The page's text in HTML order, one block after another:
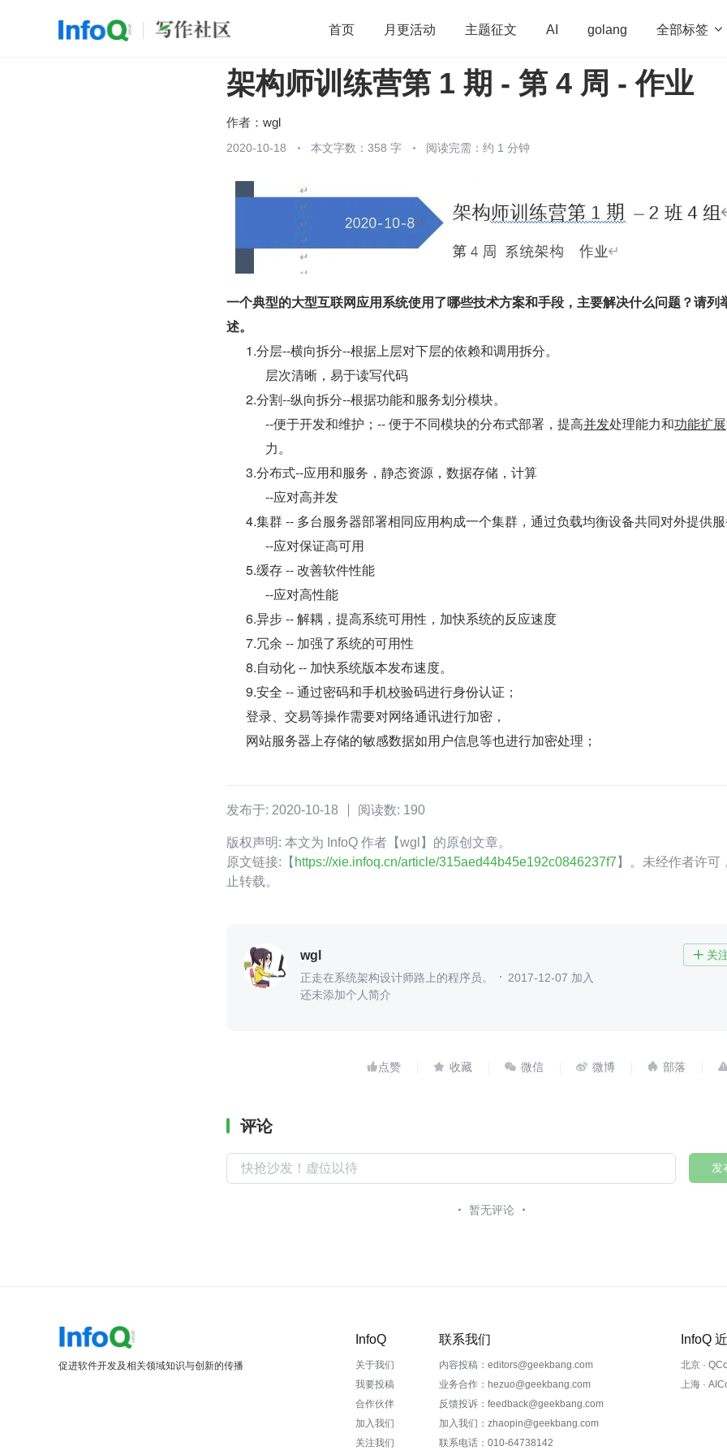
首页 月更活动 主题征文 AI golang 全部标签 
开源 架构 OpenHarmony 算法 学习方法 Web3.0
架构师训练营第 1 期 - 第 4 周 - 作业
作者： wgl
2020-10-18 本文字数：358 字 阅读完需：约 1 分钟
一个典型的大型互联网应用系统使用了哪些技术方案和手段，主要解决什么问题？请列
述。
1.分层--横向拆分--根据上层对下层的依赖和调用拆分。
层次清晰，易于读写代码
2.分割--纵向拆分--根据功能和服务划分模块。
--便于开发和维护；-- 便于不同模块的分布式部署，提高并发处理能力和功能扩展
力。
3.分布式--应用和服务，静态资源，数据存储，计算
--应对高并发
4.集群 -- 多台服务器部署相同应用构成一个集群，通过负载均衡设备共同对外提供服
--应对保证高可用
5.缓存 -- 改善软件性能
--应对高性能
6.异步 -- 解耦，提高系统可用性，加快系统的反应速度
7.冗余 -- 加强了系统的可用性
8.自动化 -- 加快系统版本发布速度。
9.安全 -- 通过密码和手机校验码进行身份认证；
登录、交易等操作需要对网络通讯进行加密，
网站服务器上存储的敏感数据如用户信息等也进行加密处理；
发布于: 2020-10-18 阅读数: 190
版权声明: 本文为 InfoQ 作者【wgl】的原创文章。
原文链接:【 https://xie.infoq.cn/article/315aed44b45e192c0846237f7 】。未经作者许可
止转载。
wgl  关
正走在系统架构设计师路上的程序员。
2017-12-07 加入
还未添加个人简介
    
评论
发
暂无评论
促进软件开发及相关领域知识与创新的传播
InfoQ
关于我们
我要投稿
合作伙伴
加入我们
关注我们
联系我们
内容投稿：editors@geekbang.com
业务合作：hezuo@geekbang.com
反馈投诉：feedback@geekbang.com
加入我们：zhaopin@geekbang.com
联系电话：010-64738142
InfoQ
北京 ·
上海 ·